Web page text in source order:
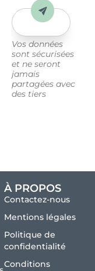
Vos données
sont sécurisées
et ne seront
jamais
partagées avec
des tiers
Envoyer
À PROPOS
Contactez-nous
Mentions légales
Politique de
confidentialité
Conditions